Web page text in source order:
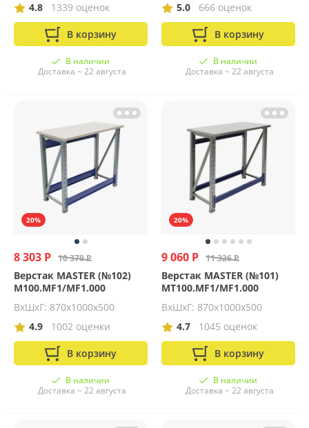
4.8
1339 оценок
В корзину
В наличии
Доставка ~ 22 августа
5.0
666 оценок
В корзину
В наличии
Доставка ~ 22 августа
20%
8 303 Р 10 379 Р
Верстак MASTER (№102)
M100.MF1/MF1.000
ВхШхГ: 870х1000х500
4.9
1002 оценки
В корзину
В наличии
Доставка ~ 22 августа
20%
9 060 Р 11 326 Р
Верстак MASTER (№101)
MT100.MF1/MF1.000
ВхШхГ: 870х1000х500
4.7
1045 оценок
В корзину
В наличии
Доставка ~ 22 августа